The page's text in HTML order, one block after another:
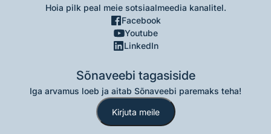
Hoia pilk peal meie sotsiaalmeedia kanalitel.
Facebook
Youtube
LinkedIn
Sõnaveebi tagasiside
Iga arvamus loeb ja aitab Sõnaveebi paremaks teha!
Kirjuta meile